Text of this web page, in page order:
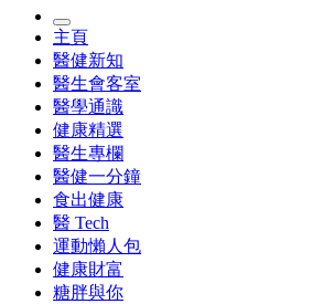
主頁
醫健新知
醫生會客室
醫學通識
健康精選
醫生專欄
醫健一分鐘
食出健康
醫 Tech
運動懶人包
健康財富
糖胖與你